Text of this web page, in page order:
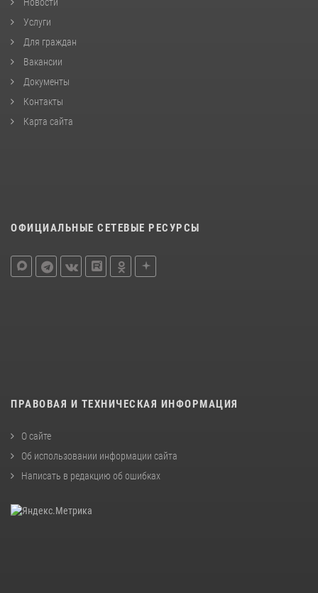
Услуги
Для граждан
Вакансии
Документы
Контакты
Карта сайта
ОФИЦИАЛЬНЫЕ СЕТЕВЫЕ РЕСУРСЫ
ПРАВОВАЯ И ТЕХНИЧЕСКАЯ ИНФОРМАЦИЯ
О сайте
Об использовании информации сайта
Написать в редакцию об ошибках